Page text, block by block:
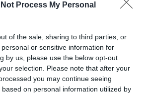
Not Process My Personal
of the sale, sharing to third parties, or
or sensitive information for
by us, please use the below opt-out
selection. Please note that after your
you may continue seeing
on personal information utilized by
a legjobb vezeték nélküli
eredményekkel
technológia fejlődés